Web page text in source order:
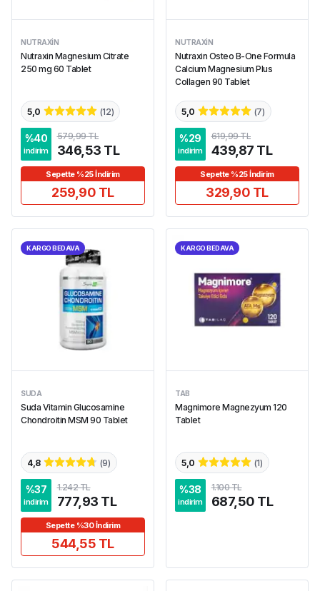
NUTRAXIN
Nutraxin Magnesium Citrate
250 mg 60 Tablet
5,0 (12)
%40
indirim
579,99 TL
346,53 TL
Sepette %25 İndirim
259,90 TL
NUTRAXIN
Nutraxin Osteo B-One Formula
Calcium Magnesium Plus
Collagen 90 Tablet
5,0 (7)
%29
indirim
619,99 TL
439,87 TL
Sepette %25 İndirim
329,90 TL
KARGO BEDAVA
SUDA
Suda Vitamin Glucosamine
Chondroitin MSM 90 Tablet
4,8 (9)
%37
indirim
1.242 TL
777,93 TL
Sepette %30 İndirim
544,55 TL
KARGO BEDAVA
TAB
Magnimore Magnezyum 120
Tablet
5,0 (1)
%38
indirim
1.100 TL
687,50 TL